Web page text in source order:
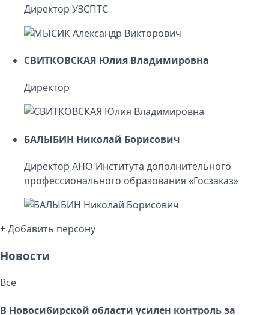
Директор УЗСПТС
СВИТКОВСКАЯ Юлия Владимировна
Директор
БАЛЫБИН Николай Борисович
Директор АНО Института дополнительного
профессионального образования «Госзаказ»
+ Добавить персону
Новости
Все
В Новосибирской области усилен контроль за